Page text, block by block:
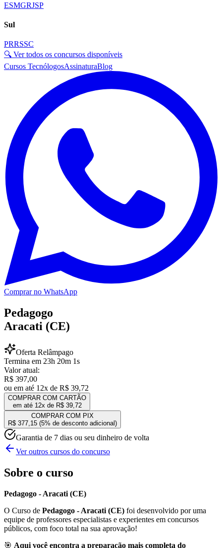
ESMGRJSP
Sul
PRRSSC
🔍 Ver todos os concursos disponíveis
Cursos TecnólogosAssinaturaBlog
Comprar no WhatsApp
Pedagogo
Aracati (CE)
Oferta Relâmpago
Termina em 23h 20m 1s
Valor atual:
R$ 397,00
ou em até 12x de R$ 39,72
COMPRAR COM CARTÃO
em até 12x de R$ 39,72
COMPRAR COM PIX
R$ 377,15 (5% de desconto adicional)
Garantia de 7 dias ou seu dinheiro de volta
Ver outros cursos do concurso
Sobre o curso
Pedagogo - Aracati (CE)
O Curso de Pedagogo - Aracati (CE) foi desenvolvido por uma
equipe de professores especialistas e experientes em concursos
públicos, com foco total na sua aprovação!
🎯 Aqui você encontra a preparação mais completa do